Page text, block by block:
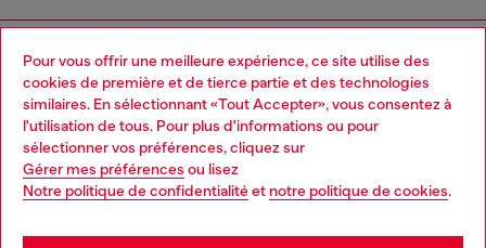
Pour vous offrir une meilleure expérience, ce site utilise des
cookies de première et de tierce partie et des technologies
similaires. En sélectionnant «Tout Accepter», vous consentez à
l'utilisation de tous. Pour plus d'informations ou pour
sélectionner vos préférences, cliquez sur
Gérer mes préférences ou lisez
Notre politique de confidentialitéet notre politique de cookies.
ENTREPRISE
Country: CA Language: FR
Choose your location
You are currently browsing Canada website, but it seems you
may be based in United States